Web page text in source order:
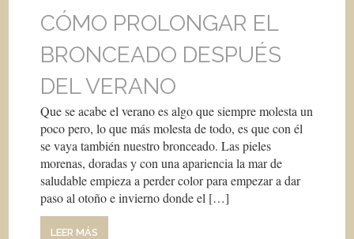
CÓMO PROLONGAR EL
BRONCEADO DESPUÉS
DEL VERANO
Que se acabe el verano es algo que siempre molesta un
poco pero, lo que más molesta de todo, es que con él
se vaya también nuestro bronceado. Las pieles
morenas, doradas y con una apariencia la mar de
saludable empieza a perder color para empezar a dar
paso al otoño e invierno donde el […]
LEER MÁS